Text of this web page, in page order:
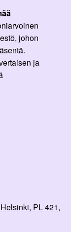
johon
ja
PL 421,